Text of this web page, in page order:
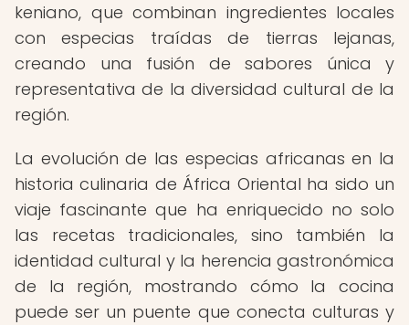
keniano, que combinan ingredientes locales
con especias traídas de tierras lejanas,
creando una fusión de sabores única y
representativa de la diversidad cultural de la
región.
La evolución de las especias africanas en la
historia culinaria de África Oriental ha sido un
viaje fascinante que ha enriquecido no solo
las recetas tradicionales, sino también la
identidad cultural y la herencia gastronómica
de la región, mostrando cómo la cocina
puede ser un puente que conecta culturas y